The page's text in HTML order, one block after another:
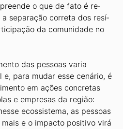
o que de fato é re­
separação correta dos resí­
da comunidade no
das pessoas varia
para mudar esse cenário, é
em ações concre­tas
e empresas da região:
ecossistema, as pesso­as
e o impacto positivo virá